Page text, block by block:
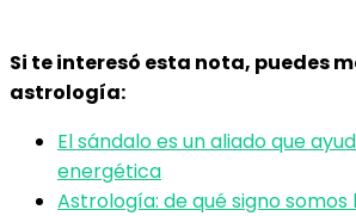
Si te interesó esta nota, puedes
astrología:
El sándalo es un aliado que
energética
Astrología: de qué signo